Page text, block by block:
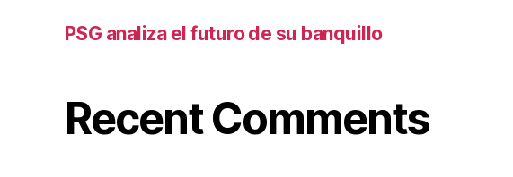
PSG analiza el futuro de su banquillo
Recent Comments